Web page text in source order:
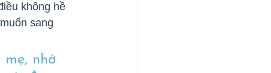
không hề
sang
nhớ